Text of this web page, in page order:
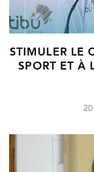
STIMULER LE
SPORT ET À
20